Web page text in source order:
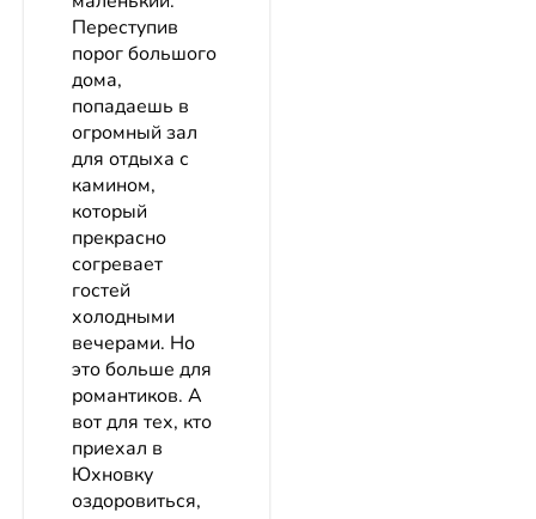
Переступив
порог большого
дома,
попадаешь в
огромный зал
для отдыха с
камином,
который
прекрасно
согревает
гостей
холодными
вечерами. Но
это больше для
романтиков. А
вот для тех, кто
приехал в
Юхновку
оздоровиться,